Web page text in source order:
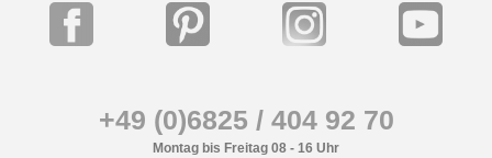
+49 (0)6825 / 404 92 70
Montag bis Freitag 08 - 16 Uhr